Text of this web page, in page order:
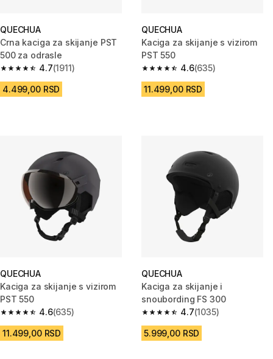
QUECHUA
Crna kaciga za skijanje PST
500 za odrasle
4.7
4.7 od 5 zvezdica from 1911 Recenzije
(1911)
4.499,00 RSD
QUECHUA
Kaciga za skijanje s vizirom
PST 550
4.6
4.6 od 5 zvezdica from 635
(635)
11.499,00 RSD
QUECHUA
Kaciga za skijanje s vizirom
PST 550
4.6
4.6 od 5 zvezdica from 635 Recenzije
(635)
11.499,00 RSD
QUECHUA
Kaciga za skijanje i
snoubording FS 300
4.7
4.7 od 5 zvezdica from 1035
(1035)
5.999,00 RSD